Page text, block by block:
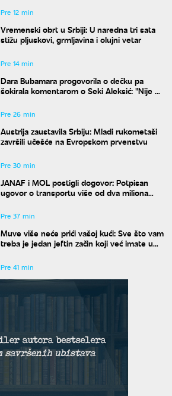
Pre 12 min
Vremenski obrt u Srbiji: U naredna tri sata
stižu pljuskovi, grmljavina i olujni vetar
Pre 14 min
Dara Bubamara progovorila o dečku pa
šokirala komentarom o Seki Aleksić: "Nije mi
Pre 26 min
Austrija zaustavila Srbiju: Mladi rukometaši
završili učešće na Evropskom prvenstvu
Pre 30 min
JANAF i MOL postigli dogovor: Potpisan
ugovor o transportu više od dva miliona
Pre 37 min
Muve više neće prići vašoj kući: Sve što vam
treba je jedan jeftin začin koji već imate u
Pre 41 min